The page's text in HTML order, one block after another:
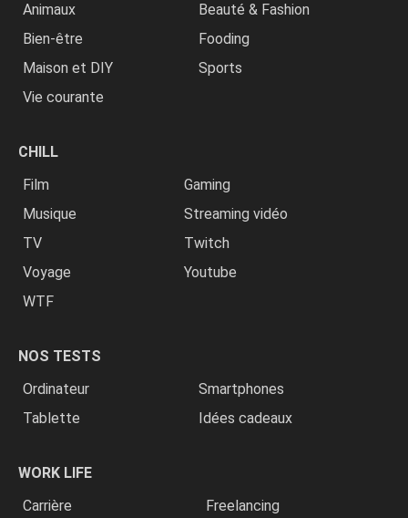
Animaux
Beauté & Fashion
Bien-être
Fooding
Maison et DIY
Sports
Vie courante
CHILL
Film
Gaming
Musique
Streaming vidéo
TV
Twitch
Voyage
Youtube
WTF
NOS TESTS
Ordinateur
Smartphones
Tablette
Idées cadeaux
WORK LIFE
Carrière
Freelancing